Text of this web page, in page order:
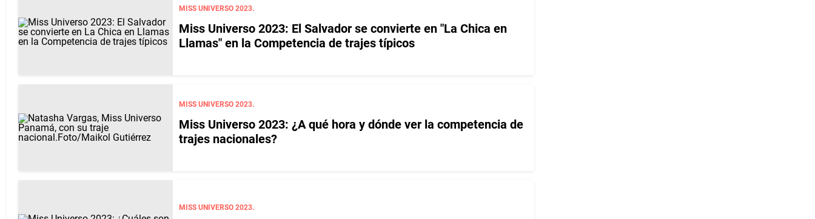
MISS UNIVERSO 2023.
Miss Universo 2023: El Salvador se convierte en "La Chica en
Llamas" en la Competencia de trajes típicos
MISS UNIVERSO 2023.
Miss Universo 2023: ¿A qué hora y dónde ver la competencia de
trajes nacionales?
MISS UNIVERSO 2023.